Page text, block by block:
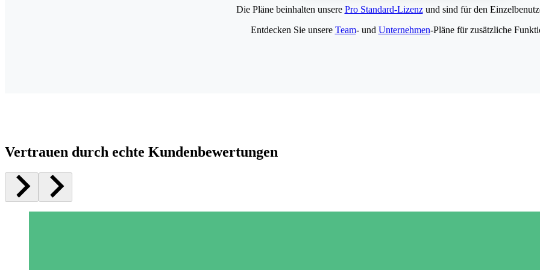
Die Pläne beinhalten unsere Pro Standard-Lizenzund sind für den
Entdecken Sie unsere Team- und Unternehmen-Pläne für zusätzliche
Vertrauen durch echte Kundenbewertungen